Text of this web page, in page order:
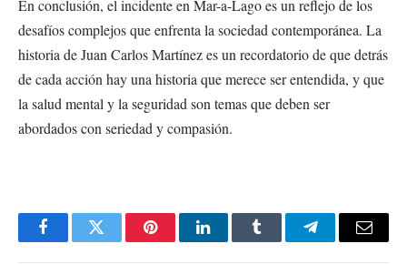
En conclusión, el incidente en Mar-a-Lago es un reflejo de los
desafíos complejos que enfrenta la sociedad contemporánea. La
historia de Juan Carlos Martínez es un recordatorio de que detrás
de cada acción hay una historia que merece ser entendida, y que
la salud mental y la seguridad son temas que deben ser
abordados con seriedad y compasión.
FacebookTwitter PinterestLinkedInTumblr TelegramEmail